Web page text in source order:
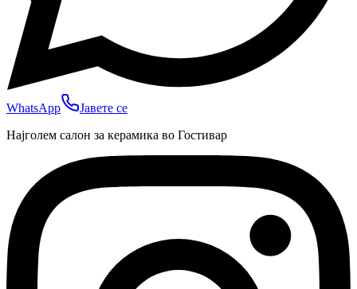
WhatsApp
Јавете се
Најголем салон за керамика во Гостивар